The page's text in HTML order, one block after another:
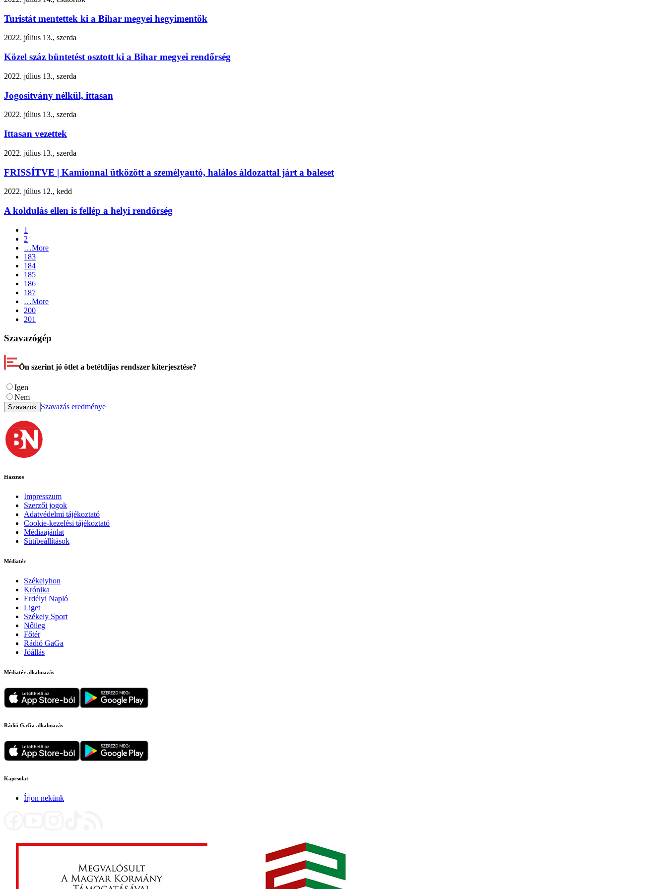
Turistát mentettek ki a Bihar megyei hegyimentők
2022. július 13., szerda
Közel száz büntetést osztott ki a Bihar megyei rendőrség
2022. július 13., szerda
Jogosítvány nélkül, ittasan
2022. július 13., szerda
Ittasan vezettek
2022. július 13., szerda
FRISSÍTVE | Kamionnal ütközött a személyautó, halálos áldozattal járt a baleset
2022. július 12., kedd
A koldulás ellen is fellép a helyi rendőrség
1
2
…More
183
184
185
186
187
…More
200
201
Szavazógép
Ön szerint jó ötlet a betétdíjas rendszer kiterjesztése?
Igen
Nem
Szavazok Szavazás eredménye
Hasznos
Impresszum
Szerzői jogok
Adatvédelmi tájékoztató
Cookie-kezelési tájékoztató
Médiaajánlat
Sütibeállítások
Médiatér
Székelyhon
Krónika
Erdélyi Napló
Liget
Székely Sport
Nőileg
Főtér
Rádió GaGa
Jóállás
Médiatér alkalmazás
Rádió GaGa alkalmazás
Kapcsolat
Írjon nekünk